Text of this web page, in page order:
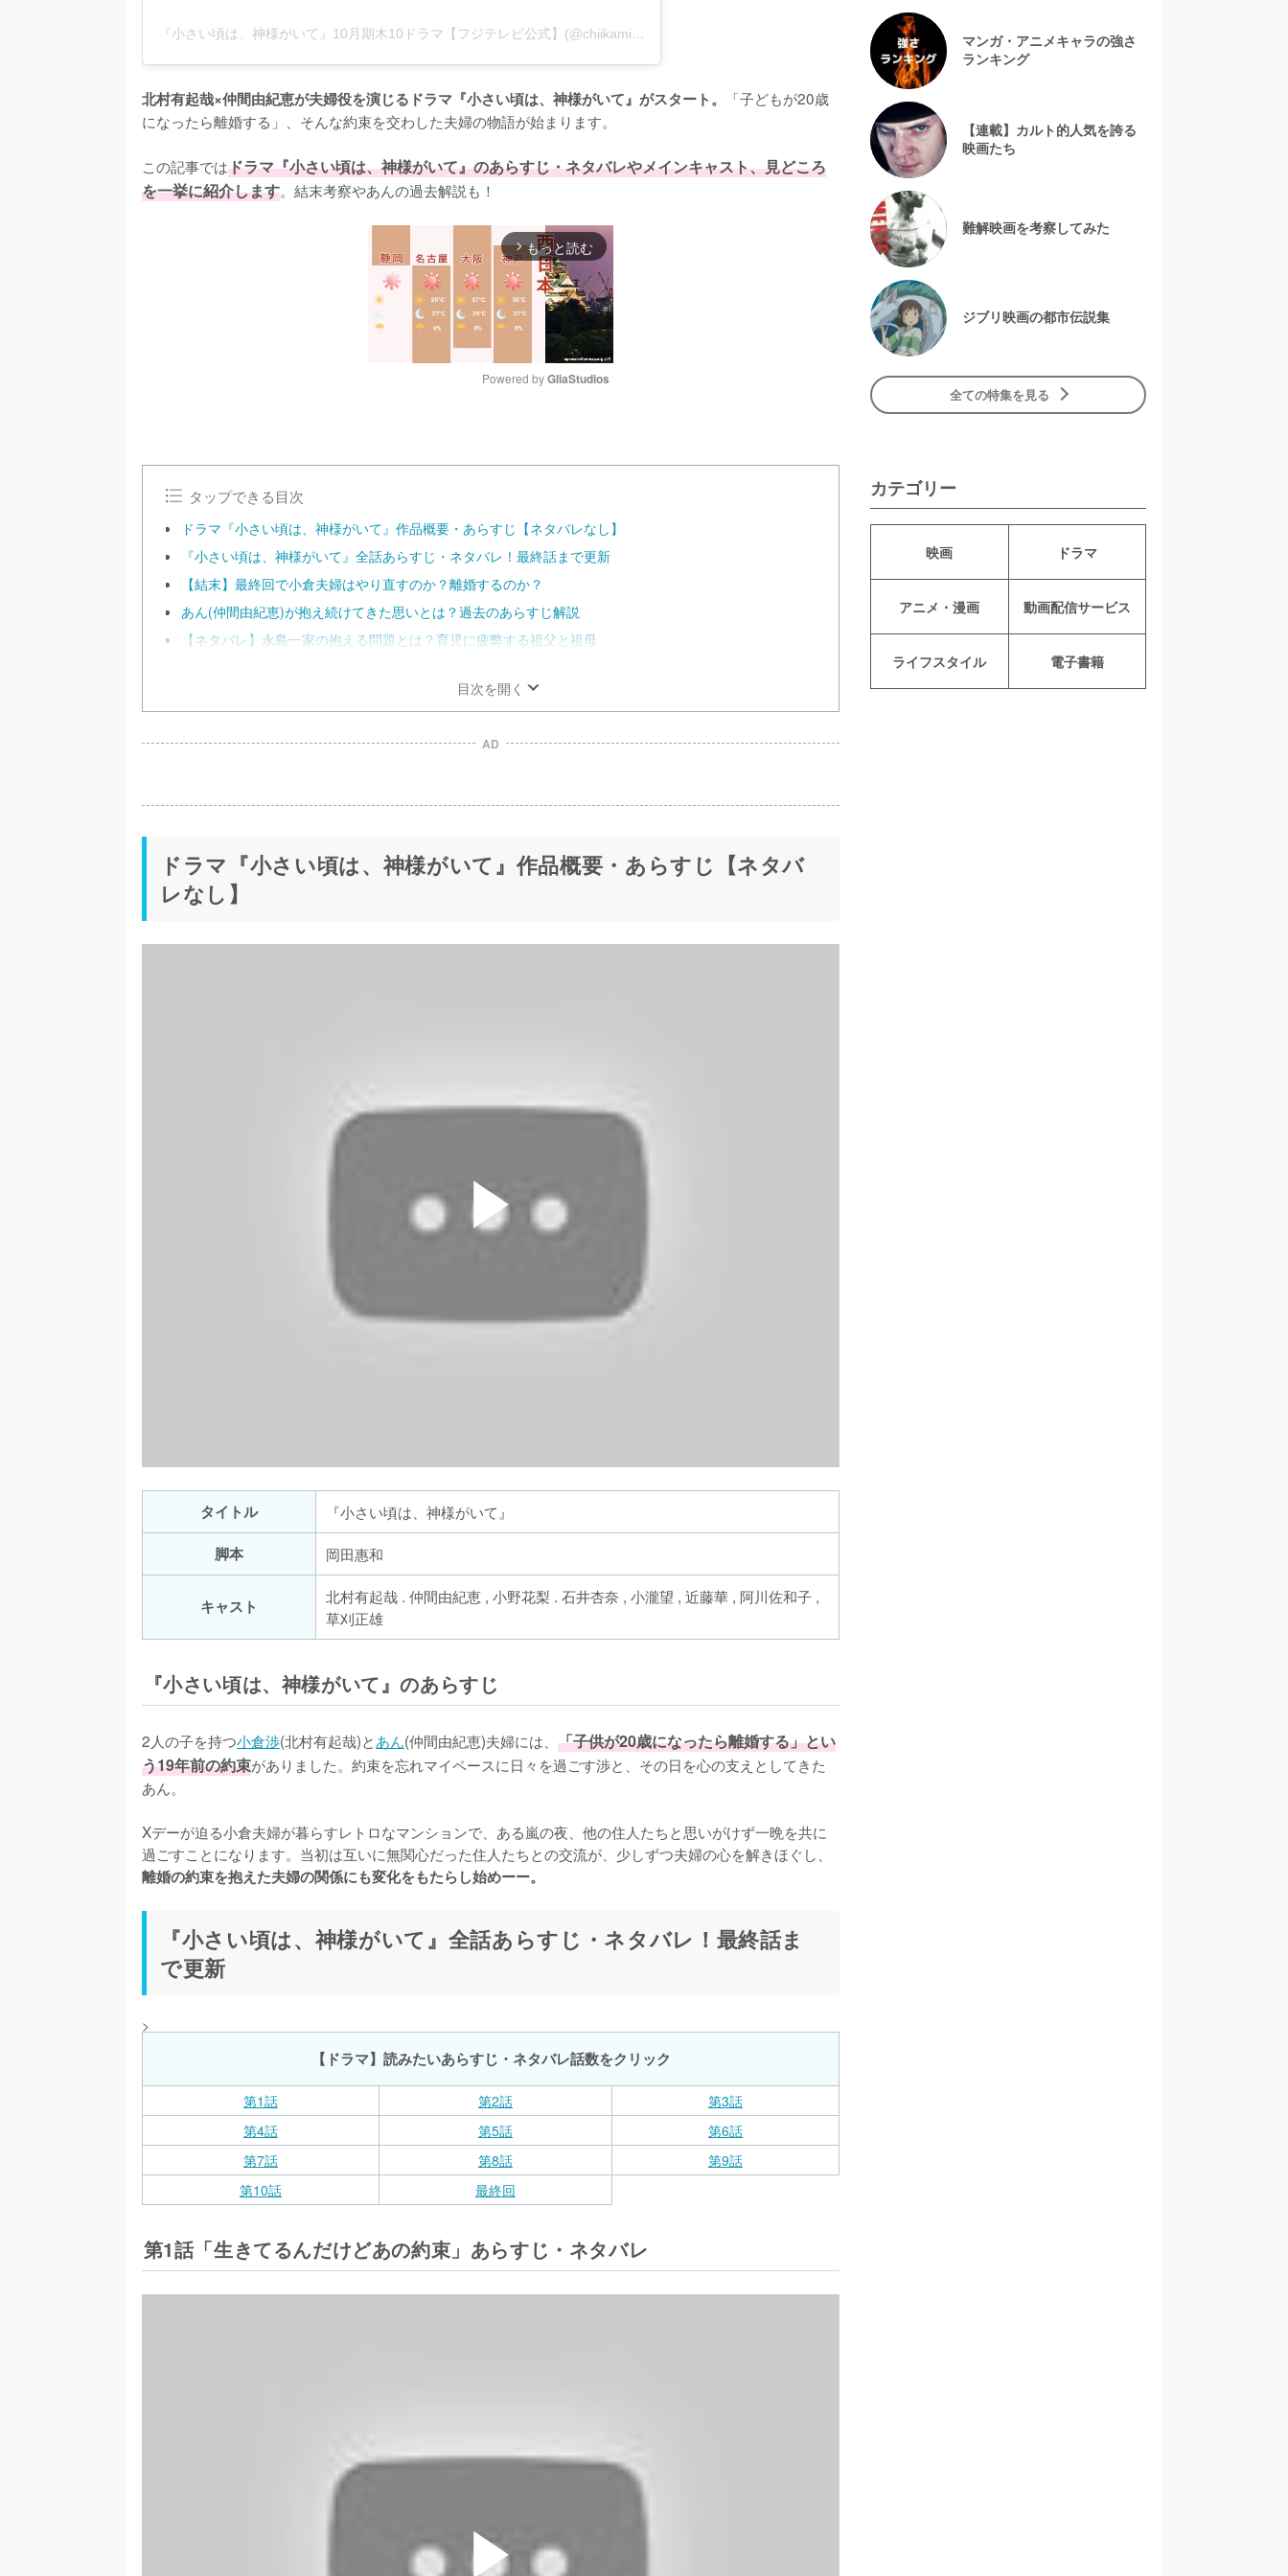
『小さい頃は、神様がいて』10月期木10ドラマ【フジテレビ公式】(@chiikami2025)がシェアした投稿
北村有起哉×仲間由紀恵が夫婦役を演じるドラマ『小さい頃は、神様がいて』がスタート。
「子どもが20歳
になったら離婚する」、そんな約束を交わした夫婦の物語が始まります。
この記事ではドラマ『小さい頃は、神様がいて』のあらすじ・ネタバレやメインキャスト、見どころ
を一挙に紹介します。結末考察やあんの過去解説も！
arrow_forward_ios もっと読む
Powered by GliaStudios
タップできる目次
ドラマ『小さい頃は、神様がいて』作品概要・あらすじ【ネタバレなし】
『小さい頃は、神様がいて』全話あらすじ・ネタバレ！最終話まで更新
【結末】最終回で小倉夫婦はやり直すのか？離婚するのか？
あん(仲間由紀恵)が抱え続けてきた思いとは？過去のあらすじ解説
【ネタバレ】永島一家の抱える問題とは？育児に疲弊する祖父と祖母
目次を開く
AD
ドラマ『小さい頃は、神様がいて』作品概要・あらすじ【ネタバ
レなし】
タイトル
『小さい頃は、神様がいて』
脚本
岡田惠和
キャスト
北村有起哉 . 仲間由紀恵 , 小野花梨 . 石井杏奈 , 小瀧望 , 近藤華 , 阿川佐和子 ,
『小さい頃は、神様がいて』のあらすじ
2人の子を持つ小倉渉(北村有起哉)とあん(仲間由紀恵)夫婦には、 「子供が20歳になったら離婚する」とい
う19年前の約束がありました。約束を忘れマイペースに日々を過ごす渉と、その日を心の支えとしてきた
あん。
Xデーが迫る小倉夫婦が暮らすレトロなマンションで、ある嵐の夜、他の住人たちと思いがけず一晩を共に
過ごすことになります。当初は互いに無関心だった住人たちとの交流が、少しずつ夫婦の心を解きほぐし、
離婚の約束を抱えた夫婦の関係にも変化をもたらし始めーー。
『小さい頃は、神様がいて』全話あらすじ・ネタバレ！最終話ま
で更新
>
【ドラマ】読みたいあらすじ・ネタバレ話数をクリック
第1話 第2話
第3話
第4話
第5話
第6話
第7話
第8話
第9話
第10話
最終回
第1話「生きてるんだけどあの約束」あらすじ・ネタバレ
マンガ・アニメキャラの強さ
ランキング
【連載】カルト的人気を誇る
映画たち
難解映画を考察してみた
ジブリ映画の都市伝説集
全ての特集を見る
カテゴリー
映画 ドラマ
アニメ・漫画 動画配信サービス
ライフスタイル 電子書籍